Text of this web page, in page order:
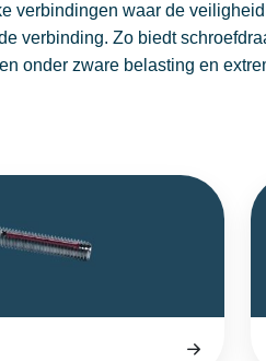
verbindingen waar de
verbinding. Zo biedt
onder zware belasting en